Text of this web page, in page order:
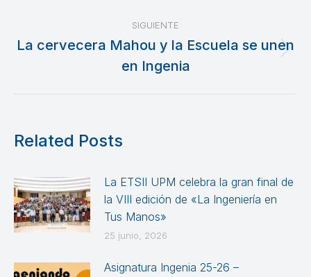
SIGUIENTE
Publicación
siguiente:
La cervecera Mahou y la Escuela se unen
en Ingenia
Related Posts
La ETSII UPM celebra la gran final de
la VIII edición de «La Ingeniería en
Tus Manos»
25 junio, 2026
Asignatura Ingenia 25-26 –